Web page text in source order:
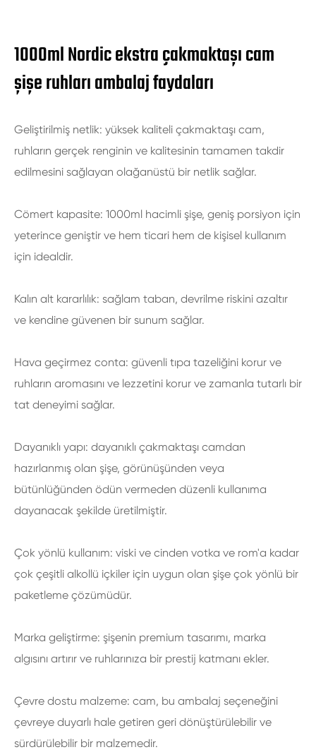
1000ml Nordic ekstra çakmaktaşı cam
şişe ruhları ambalaj faydaları
Geliştirilmiş netlik: yüksek kaliteli çakmaktaşı cam,
ruhların gerçek renginin ve kalitesinin tamamen takdir
edilmesini sağlayan olağanüstü bir netlik sağlar.
Cömert kapasite: 1000ml hacimli şişe, geniş porsiyon için
yeterince geniştir ve hem ticari hem de kişisel kullanım
için idealdir.
Kalın alt kararlılık: sağlam taban, devrilme riskini azaltır
ve kendine güvenen bir sunum sağlar.
Hava geçirmez conta: güvenli tıpa tazeliğini korur ve
ruhların aromasını ve lezzetini korur ve zamanla tutarlı bir
tat deneyimi sağlar.
Dayanıklı yapı: dayanıklı çakmaktaşı camdan
hazırlanmış olan şişe, görünüşünden veya
bütünlüğünden ödün vermeden düzenli kullanıma
dayanacak şekilde üretilmiştir.
Çok yönlü kullanım: viski ve cinden votka ve rom'a kadar
çok çeşitli alkollü içkiler için uygun olan şişe çok yönlü bir
paketleme çözümüdür.
Marka geliştirme: şişenin premium tasarımı, marka
algısını artırır ve ruhlarınıza bir prestij katmanı ekler.
Çevre dostu malzeme: cam, bu ambalaj seçeneğini
çevreye duyarlı hale getiren geri dönüştürülebilir ve
sürdürülebilir bir malzemedir.